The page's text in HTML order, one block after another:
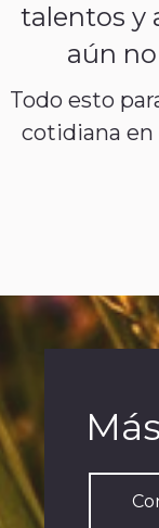
talentos y
aún
Todo esto
cotidiana